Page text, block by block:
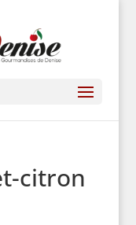
citron